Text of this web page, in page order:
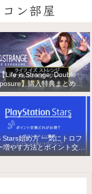
ン部屋
Life is Strange: Double
】購入特典まとめ！
特典・店舗価格比較！ライ
スポージャー
Stars始め方 一気にトロフ
増やす方法とポイント交換
【PlayStation Stars】